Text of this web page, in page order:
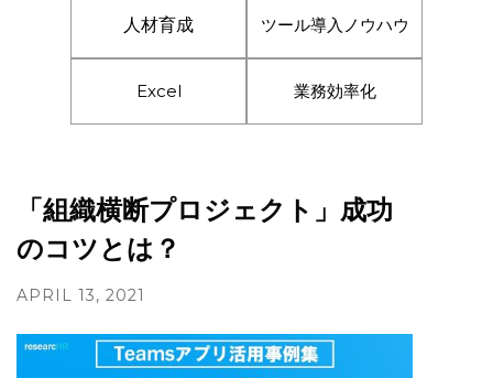
人材育成 ツール導入ノウハウ
Excel 業務効率化
「組織横断プロジェクト」成功
のコツとは？
APRIL 13, 2021